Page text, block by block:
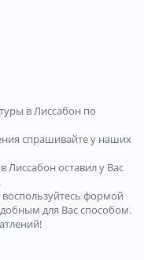
в Лиссабон по
спрашивайте у наших
оставил у Вас
воспользуйтесь формой
для Вас способом.